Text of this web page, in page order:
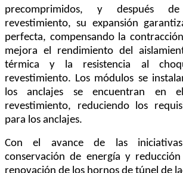
precomprimidos, y después
revestimiento, su expansión
perfecta, compensando la
mejora el rendimiento del
térmica y la resistencia al
revestimiento. Los módulos se
los anclajes se encuentran en
revestimiento, reduciendo los
para los anclajes.
Con el avance de las
conservación de energía y